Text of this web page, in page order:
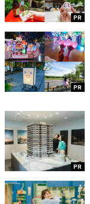
PR
PR
PR